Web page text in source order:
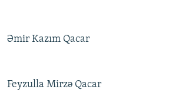
Əmir Kazım Qacar
Feyzulla Mirzə Qacar